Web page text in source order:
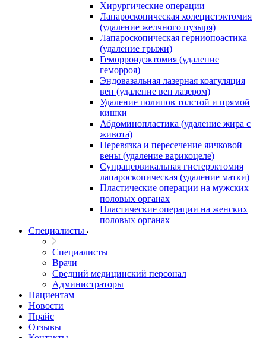
Хирургические операции
Лапароскопическая холецистэктомия
(удаление желчного пузыря)
Лапароскопическая герниопоастика
(удаление грыжи)
Геморроидэктомия (удаление
геморроя)
Эндовазальная лазерная коагуляция
вен (удаление вен лазером)
Удаление полипов толстой и прямой
кишки
Абдоминопластика (удаление жира с
живота)
Перевязка и пересечение яичковой
вены (удаление варикоцеле)
Супрацервикальная гистерэктомия
лапароскопическая (удаление матки)
Пластические операции на мужских
половых органах
Пластические операции на женских
половых органах
Специалисты
Специалисты
Врачи
Средний медицинский персонал
Администраторы
Пациентам
Новости
Прайс
Отзывы